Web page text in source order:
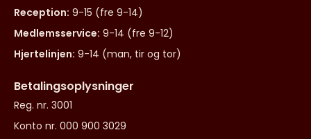
Reception: 9-15 (fre 9-14)
Medlemsservice: 9-14 (fre 9-12)
Hjertelinjen: 9-14 (man, tir og tor)
Betalingsoplysninger
Reg. nr. 3001
Konto nr. 000 900 3029